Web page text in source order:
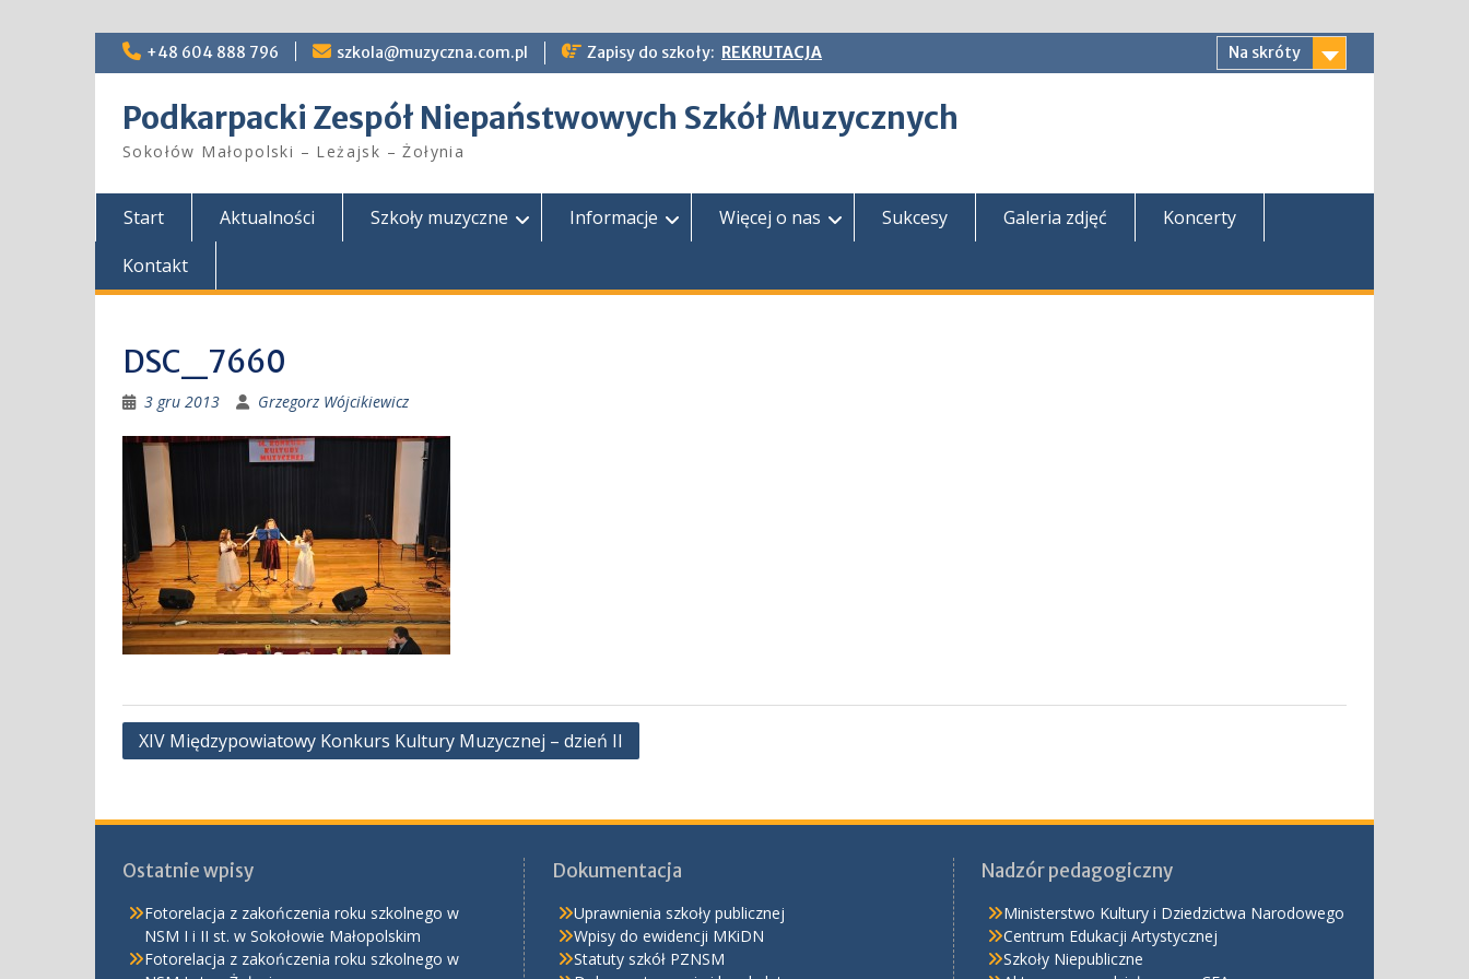
Skip
+48 604 888 796 szkola@muzyczna.com.pl Zapisy do szkoły: REKRUTACJA Na skróty
Podkarpacki Zespół Niepaństwowych Szkół Muzycznych
Sokołów Małopolski – Leżajsk – Żołynia
Start Aktualności Szkoły muzyczne Informacje Więcej o nas Sukcesy Galeria zdjęć
Koncerty
Kontakt
DSC_7660
3 gru 2013 Grzegorz Wójcikiewicz
Nawigacja
XIV Międzypowiatowy Konkurs Kultury Muzycznej – dzień II
Ostatnie wpisy
Fotorelacja z zakończenia roku szkolnego w
NSM I i II st. w Sokołowie Małopolskim
Fotorelacja z zakończenia roku szkolnego w
Dokumentacja
Uprawnienia szkoły publicznej
Wpisy do ewidencji MKiDN
Statuty szkół PZNSM
Nadzór pedagogiczny
Ministerstwo Kultury i Dziedzictwa Narodowego
Centrum Edukacji Artystycznej
Szkoły Niepubliczne